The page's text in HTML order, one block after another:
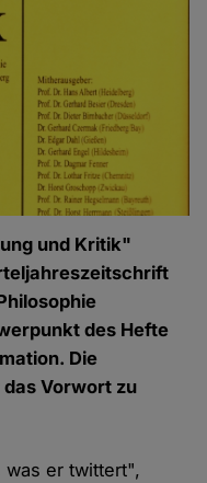
und Kritik"
des Hefte
Die
Vorwort zu
er twittert",